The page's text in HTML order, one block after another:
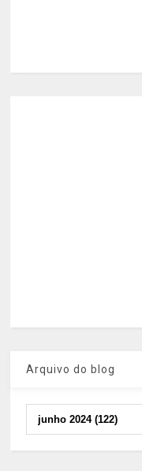
Arquivo do blog